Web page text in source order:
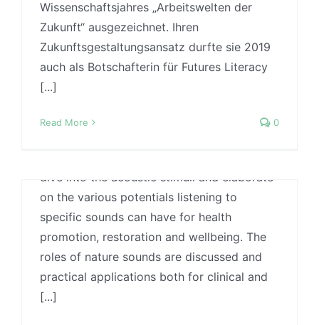
Wissenschaftsjahres „Arbeitswelten der
Zukunft“ ausgezeichnet. Ihren
Zukunftsgestaltungsansatz durfte sie 2019
auch als Botschafterin für Futures Literacy
[...]
Read More 0
Tampere University, Finland. He studies the
effects of nature experience on people,
especially the restorative effect of
repeatedly listening to natural sounds (e.g.,
birdsong, the sound of a running river, etc.).
He is currently a member of the EnviWell
dive into the acoustic stimuli and elaborate
on the various potentials listening to
specific sounds can have for health
promotion, restoration and wellbeing. The
roles of nature sounds are discussed and
practical applications both for clinical and
[...]